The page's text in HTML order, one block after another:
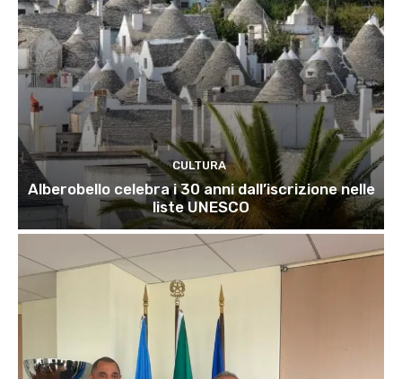
CULTURA
Alberobello celebra i 30 anni dall’iscrizione nelle
liste UNESCO